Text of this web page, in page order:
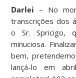
Darlei – No
transcrições dos
o Sr. Spricigo,
minuciosa.
bem,
lançá-lo em